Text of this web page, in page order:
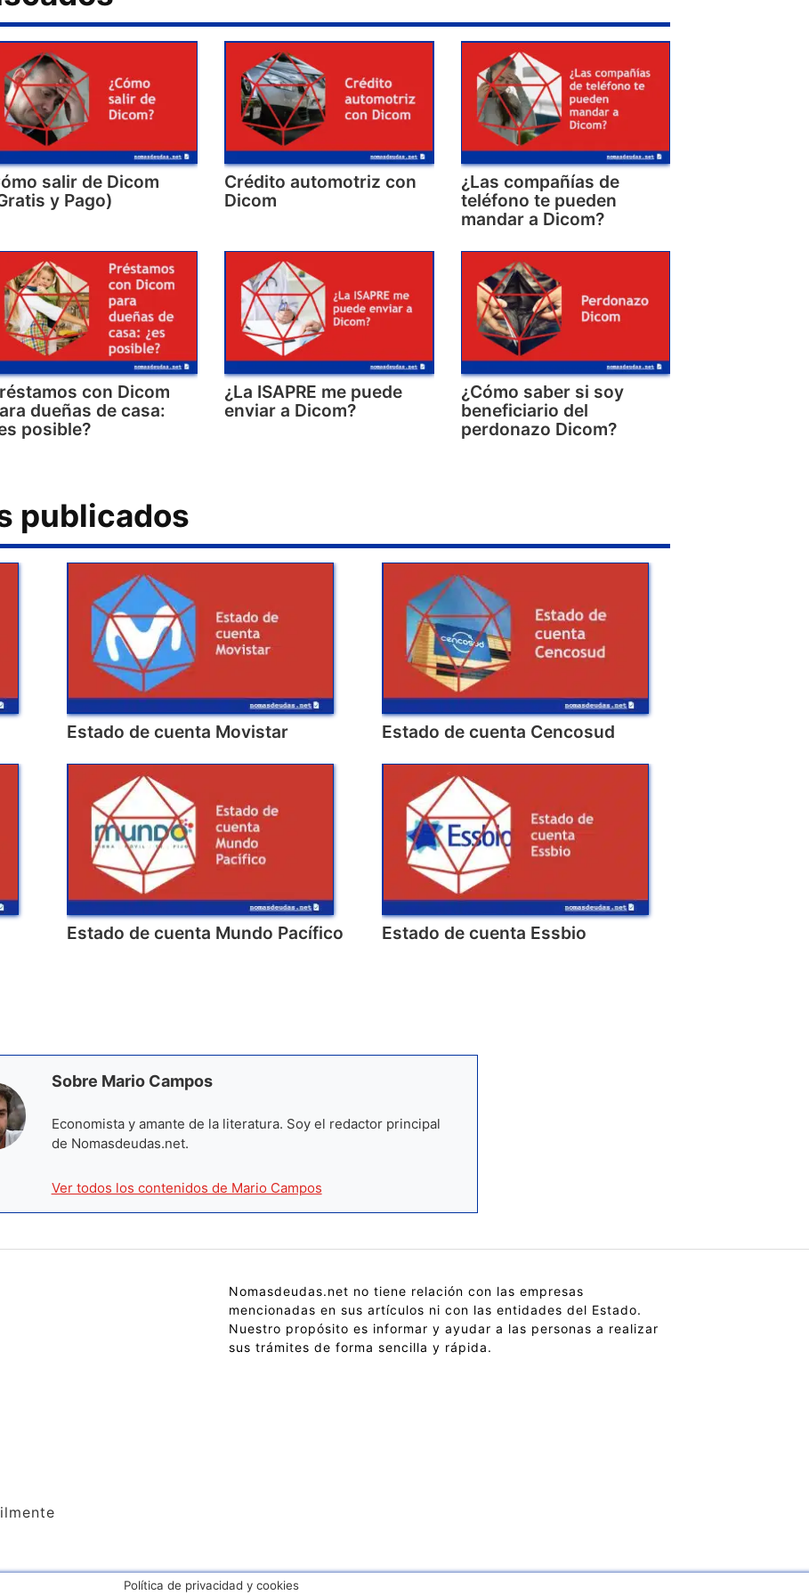
salir de Dicom
y Pago)
Crédito automotriz con
Dicom
¿Las compañías de
teléfono te pueden
mandar a Dicom?
con Dicom
dueñas de casa:
posible?
¿La ISAPRE me puede
enviar a Dicom?
¿Cómo saber si soy
beneficiario del
perdonazo Dicom?
publicados
Estado de cuenta Movistar Estado de cuenta Cencosud
Estado de cuenta Mundo Pacífico Estado de cuenta Essbio
Sobre Mario Campos
Economista y amante de la literatura. Soy el redactor principal
de Nomasdeudas.net.
Ver todos los contenidos de Mario Campos
Nomasdeudas.net no tiene relación con las empresas
mencionadas en sus artículos ni con las entidades del Estado.
Nuestro propósito es informar y ayudar a las personas a realizar
sus trámites de forma sencilla y rápida.
Política de privacidad y cookies